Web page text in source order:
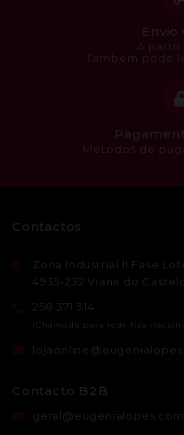
Envio
A partir
Também pode
Métodos de
Contactos
Zona Industrial II Fase
4935-232 Viana do
258 371 314
Contacto B2B
geral@eugenialopes.com